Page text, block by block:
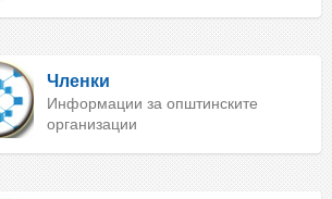
Членки
Информации за општинските
организации